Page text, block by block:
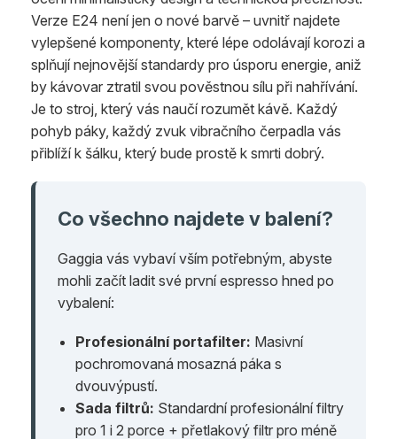
Verze E24 není jen o nové barvě – uvnitř najdete
vylepšené komponenty, které lépe odolávají korozi a
splňují nejnovější standardy pro úsporu energie, aniž
by kávovar ztratil svou pověstnou sílu při nahřívání.
Je to stroj, který vás naučí rozumět kávě. Každý
pohyb páky, každý zvuk vibračního čerpadla vás
přiblíží k šálku, který bude prostě k smrti dobrý.
Co všechno najdete v balení?
Gaggia vás vybaví vším potřebným, abyste
mohli začít ladit své první espresso hned po
vybalení:
Profesionální portafilter: Masivní
pochromovaná mosazná páka s
dvouvýpustí.
Sada filtrů: Standardní profesionální filtry
pro 1 i 2 porce + přetlakový filtr pro méně